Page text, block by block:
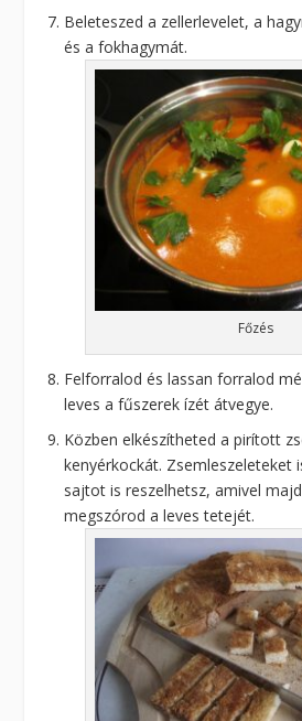
Beleteszed a zellerlevelet, a
és a fokhagymát.
Főzés
Felforralod és lassan forralod
leves a fűszerek ízét átvegye.
Közben elkészítheted a pirított
kenyérkockát. Zsemleszeleteket
sajtot is reszelhetsz, amivel
megszórod a leves tetejét.